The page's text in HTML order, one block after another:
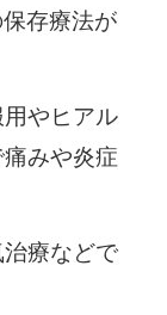
存療法が
やヒアル
みや炎症
療などで